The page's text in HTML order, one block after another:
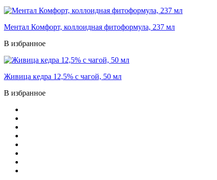
Ментал Комфорт, коллоидная фитоформула, 237 мл
В избранное
Живица кедра 12,5% с чагой, 50 мл
В избранное